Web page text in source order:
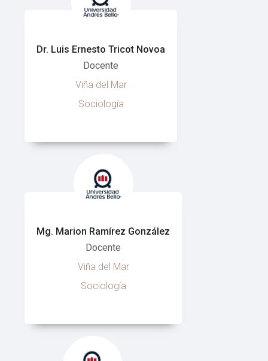
Dr. Luis Ernesto Tricot Novoa
Docente
Viña del Mar
Sociología
Mg. Marion Ramírez González
Docente
Viña del Mar
Sociología